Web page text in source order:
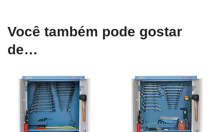
Você também pode gostar
de…